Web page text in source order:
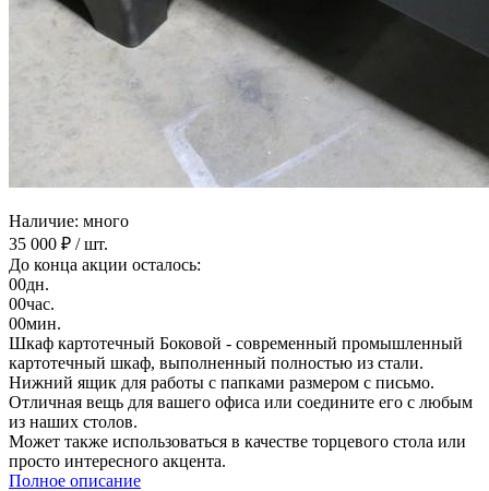
Наличие: много
35 000 ₽ / шт.
До конца акции осталось:
00дн.
00час.
00мин.
Шкаф картотечный Боковой - современный промышленный
картотечный шкаф, выполненный полностью из стали.
Нижний ящик для работы с папками размером с письмо.
Отличная вещь для вашего офиса или соедините его с любым
из наших столов.
Может также использоваться в качестве торцевого стола или
просто интересного акцента.
Полное описание